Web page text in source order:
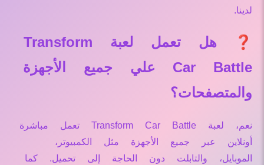
لدينا.
❓ هل تعمل لعبة Transform
Car Battle علي جميع الأجهزة
والمتصفحات؟
نعم، لعبة Transform Car Battle تعمل مباشرة
أونلاين عبر جميع الأجهزة مثل الكمبيوتر،
الموبايل، والتابلت دون الحاجة إلى تحميل. كما